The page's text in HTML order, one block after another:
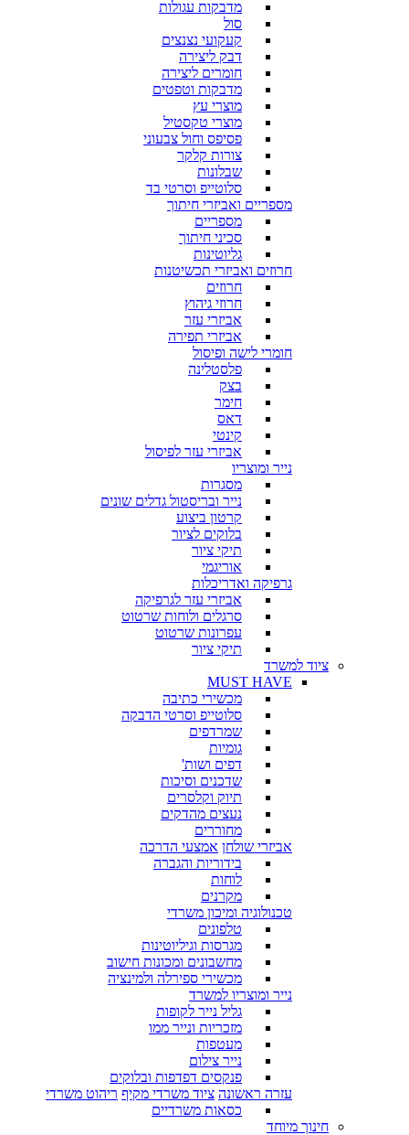
מדבקות עגולות
סול
קעקועי נצנצים
דבק ליצירה
חומרים ליצירה
מדבקות וטפטים
מוצרי עץ
מוצרי טקסטיל
פסיפס וחול צבעוני
צורות קלקר
שבלונות
סלוטייפ וסרטי בד
מספריים ואביזרי חיתוך
מספריים
סכיני חיתוך
גליוטינות
חרוזים ואביזרי תכשיטנות
חרוזים
חרוזי גיהוץ
אביזרי עזר
אביזרי תפירה
חומרי לישה ופיסול
פלסטלינה
בצק
חימר
דאס
קינטי
אביזרי עזר לפיסול
נייר ומוצריו
מסגרות
נייר ובריסטול גדלים שונים
קרטון ביצוע
בלוקים לציור
תיקי ציור
אוריגמי
גרפיקה ואדריכלות
אביזרי עזר לגרפיקה
סרגלים ולוחות שרטוט
עפרונות שרטוט
תיקי ציור
ציוד למשרד
MUST HAVE
מכשירי כתיבה
סלוטייפ וסרטי הדבקה
שמרדפים
גומיות
דפים ושות'
שדכנים וסיכות
תיוק וקלסרים
נעצים מהדקים
מחוררים
אביזרי שולחן אמצעי הדרכה
בידוריות והגברה
לוחות
מקרנים
טכנולוגיה ומיכון משרדי
טלפונים
מגרסות וגיליוטינות
מחשבונים ומכונות חישוב
מכשירי ספירלה ולמינציה
נייר ומוצריו למשרד
גליל נייר לקופות
מזכריות ונייר ממו
מעטפות
נייר צילום
פנקסים דפדפות ובלוקים
עזרה ראשונה ציוד משרדי מקיף ריהוט משרדי
כסאות משרדיים
חינוך מיוחד